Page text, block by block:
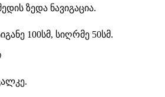
ზედა ნავიგაცია.
100სმ, სიღრმე 50სმ.